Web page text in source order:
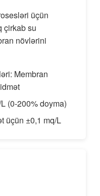
üçün
çirkab su
növlərini
Membran
(0-200% doyma)
üçün ±0,1 mq/L